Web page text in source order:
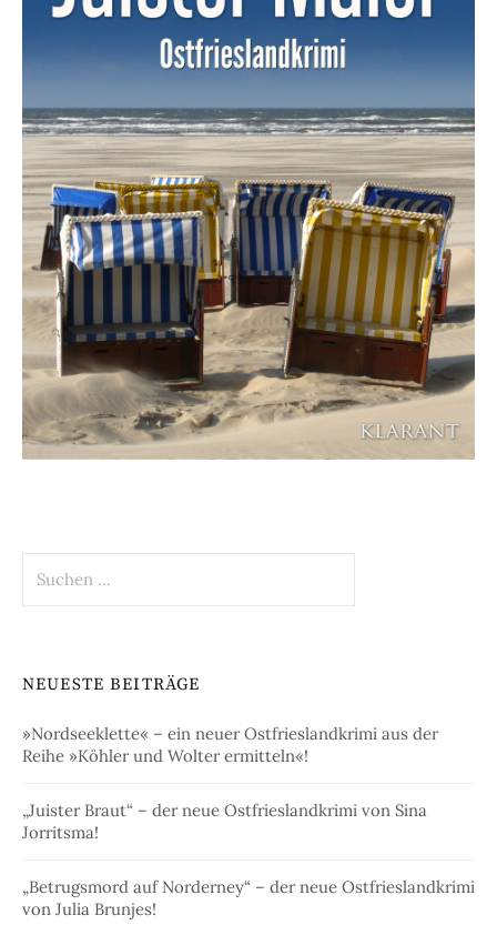
nach:
NEUESTE BEITRÄGE
»Nordseeklette« – ein neuer Ostfrieslandkrimi aus der
Reihe »Köhler und Wolter ermitteln«!
„Juister Braut“ – der neue Ostfrieslandkrimi von Sina
Jorritsma!
„Betrugsmord auf Norderney“ – der neue Ostfrieslandkrimi
von Julia Brunjes!